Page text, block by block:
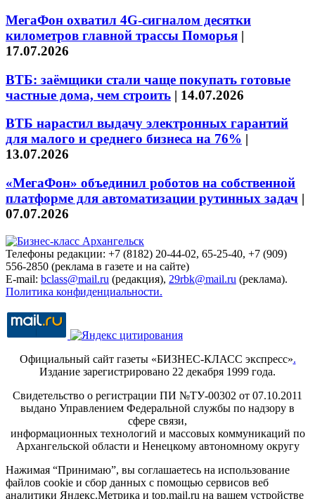
МегаФон охватил 4G-сигналом десятки
километров главной трассы Поморья |
17.07.2026
ВТБ: заёмщики стали чаще покупать готовые
частные дома, чем строить | 14.07.2026
ВТБ нарастил выдачу электронных гарантий
для малого и среднего бизнеса на 76% |
13.07.2026
«МегаФон» объединил роботов на собственной
платформе для автоматизации рутинных задач |
07.07.2026
Телефоны редакции: +7 (8182) 20-44-02, 65-25-40, +7 (909)
556-2850 (реклама в газете и на сайте)
E-mail: bclass@mail.ru (редакция), 29rbk@mail.ru (реклама).
Политика конфиденциальности.
Официальный сайт газеты «БИЗНЕС-КЛАСС экспресс».
Издание зарегистрировано 22 декабря 1999 года.
Свидетельство о регистрации ПИ №ТУ-00302 от 07.10.2011
выдано Управлением Федеральной службы по надзору в
сфере связи,
информационных технологий и массовых коммуникаций по
Архангельской области и Ненецкому автономному округу
Нажимая “Принимаю”, вы соглашаетесь на использование
файлов cookie и сбор данных с помощью сервисов веб
аналитики Яндекс.Метрика и top.mail.ru на вашем устройстве